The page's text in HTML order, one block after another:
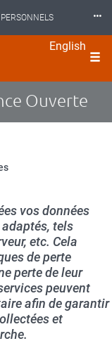
PERSONNELS
BIBLIOTHÈQUES
⸱⸱⸱
English
Ouverte
vos données
tels
etc. Cela
de perte
perte de leur
peuvent
afin de garantir
et